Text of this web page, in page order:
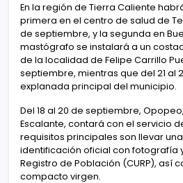
En la región de Tierra Caliente
primera en el centro de salud de
de septiembre, y la segunda en
mastógrafo se instalará a un
de la localidad de Felipe Carrillo
septiembre, mientras que del 21 al
explanada principal del municipio.
Del 18 al 20 de septiembre,
Escalante, contará con el servicio
requisitos principales son llevar
identificación oficial con fotografía
Registro de Población (CURP), así
compacto virgen.